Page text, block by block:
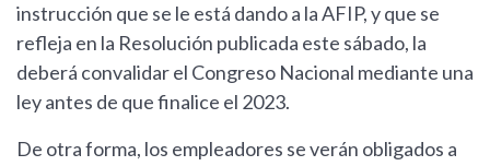
instrucción que se le está dando a la AFIP, y que se
refleja en la Resolución publicada este sábado, la
deberá convalidar el Congreso Nacional mediante una
ley antes de que finalice el 2023.
De otra forma, los empleadores se verán obligados a